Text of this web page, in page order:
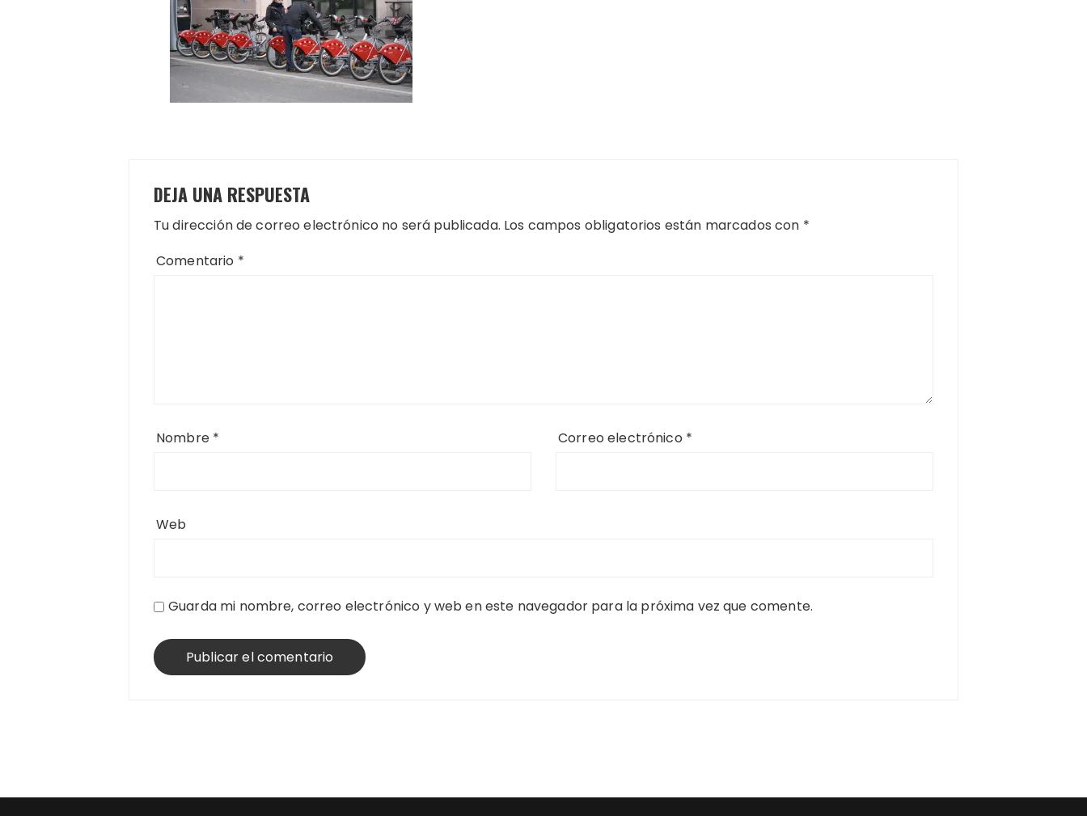
DEJA UNA RESPUESTA
Tu dirección de correo electrónico no será publicada. Los campos obligatorios están marcados con *
Comentario *
Nombre * Correo electrónico *
Web
Guarda mi nombre, correo electrónico y web en este navegador para la próxima vez que comente.